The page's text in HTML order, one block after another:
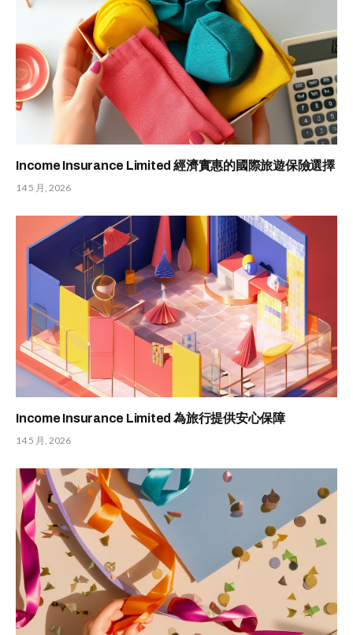
Income Insurance Limited 經濟實惠的國際旅遊保險選擇
14 5 月, 2026
Income Insurance Limited 為旅行提供安心保障
14 5 月, 2026